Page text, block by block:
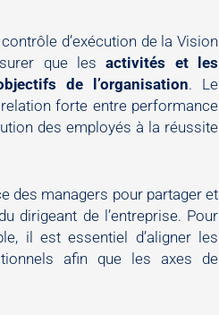
d’exécution de la Vision
que lesactivités et les
de l’organisation. Le
forte entre performance
des employés à la réussite
des managers pour partager et
dirigeant de l’entreprise. Pour
il est essentiel d’aligner les
afin que les axes de